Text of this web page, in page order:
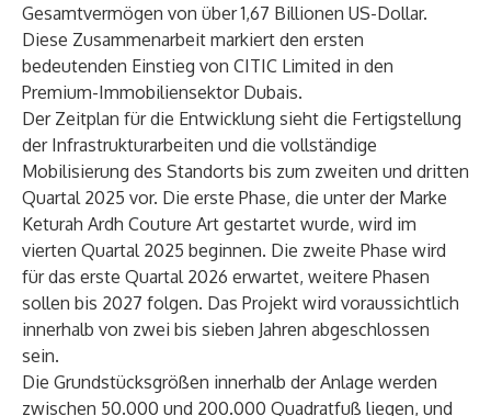
Gesamtvermögen von über 1,67 Billionen US-Dollar.
Diese Zusammenarbeit markiert den ersten
bedeutenden Einstieg von CITIC Limited in den
Premium-Immobiliensektor Dubais.
Der Zeitplan für die Entwicklung sieht die Fertigstellung
der Infrastrukturarbeiten und die vollständige
Mobilisierung des Standorts bis zum zweiten und dritten
Quartal 2025 vor. Die erste Phase, die unter der Marke
Keturah Ardh Couture Art gestartet wurde, wird im
vierten Quartal 2025 beginnen. Die zweite Phase wird
für das erste Quartal 2026 erwartet, weitere Phasen
sollen bis 2027 folgen. Das Projekt wird voraussichtlich
innerhalb von zwei bis sieben Jahren abgeschlossen
sein.
Die Grundstücksgrößen innerhalb der Anlage werden
zwischen 50.000 und 200.000 Quadratfuß liegen, und